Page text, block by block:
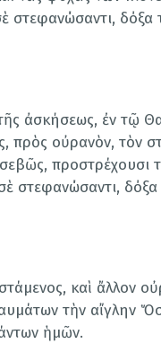
στεφανώσαντι, δόξα
ἀσκήσεως, ἐν τῷ
πρὸς οὐρανὸν, τὸν
στεφανώσαντι,
καὶ ἄλλον
τὴν αἴγλην
ἡμῶν.